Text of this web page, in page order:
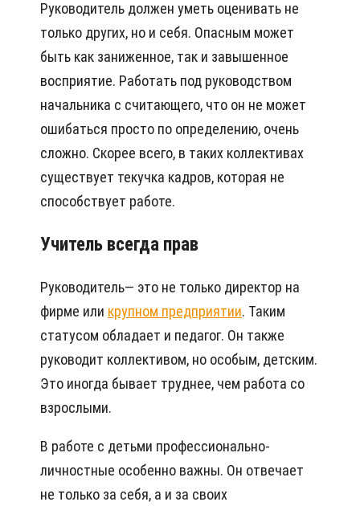
Руководитель должен уметь оценивать не
только других, но и себя. Опасным может
быть как заниженное, так и завышенное
восприятие. Работать под руководством
начальника с считающего, что он не может
ошибаться просто по определению, очень
сложно. Скорее всего, в таких коллективах
существует текучка кадров, которая не
способствует работе.
Учитель всегда прав
Руководитель— это не только директор на
фирме или крупном предприятии. Таким
статусом обладает и педагог. Он также
руководит коллективом, но особым, детским.
Это иногда бывает труднее, чем работа со
взрослыми.
В работе с детьми профессионально-
личностные особенно важны. Он отвечает
не только за себя, а и за своих